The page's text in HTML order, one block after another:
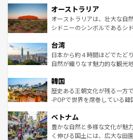
部のニューオーリンズでは、
文化が魅力。旅行者はアメリ
しみながら、その多様性と豊
ならではの贅沢な旅のスタイルだ。 なお、新着の
情報はコンテンツ一覧を参照
ワイ島は見逃せない。また、
島だが、静かな自然を求める
おすすめ。エメラルドグリー
れるおもてなしの心で訪れる
人々、おいしいローカルフー
ク、伝統的なフラダンスなど
ワイを、存分に味わってほしい。 なお、新着のハワイ
はコンテンツ一覧を参照して
オーストラリア
オーストラリアは、壮大な自
シドニーのシンボルであるシ
リアリーフや大陸中央部にそ
ク）、タスマニアの美しい原
ど、見どころがたくさん。ま
いる。アクティビティも充実
ビング、ハイキングなど、ア
い。オーストラリアの多彩な
参照してほしい。
台湾
日本から約４時間ほどでたど
自然が織りなす魅力的な観光
ン）、静ひつな山岳地帯であ
と山間の静けさが共存してお
驚きをもたらしてくれる。ま
容にもいいと評判のスイーツ
が味わえる。 なお、新着
照してほしい。
韓国
歴史ある王朝文化が残る一方
-POPで世界を席巻している
き、地方に足を延ばせば四季
できる。そして、キムチや焼
まで、さまざまな韓国料理が
ベトナム
豊かな自然と多様な文化が魅
く伸びる国土には、広大な田